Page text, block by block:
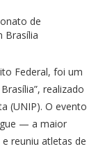
Federal, foi um
realizado
(UNIP). O evento
— a maior
reuniu atletas de